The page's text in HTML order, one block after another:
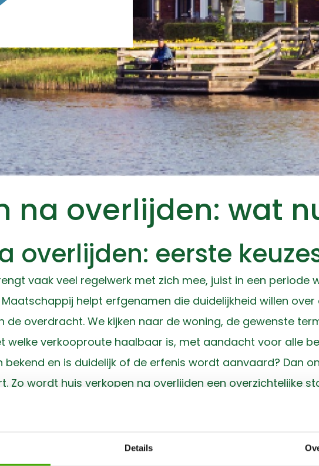
Details
na overlijden: wat
overlijden: eerste
vaak veel regelwerk met zich mee, juist in een periode
helpt erfgenamen die duidelijkheid willen over
de overdracht. We kijken naar de woning, de gewenste
welke verkooproute haalbaar is, met aandacht voor alle
bekend en is duidelijk of de erfenis wordt aanvaard? Dan
Zo wordt huis verkopen na overlijden een overzichtelijke
zonder